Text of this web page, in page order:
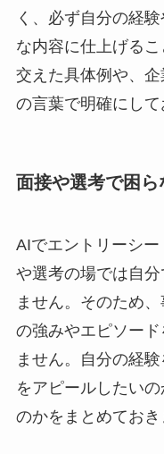
く、必ず自分の経
な内容に仕上げる
交えた具体例や、
の言葉で明確にして
面接や選考で困
AIでエントリーシ
や選考の場では自
ません。そのため
の強みやエピソー
ません。自分の経
をアピールしたい
のかをまとめておき